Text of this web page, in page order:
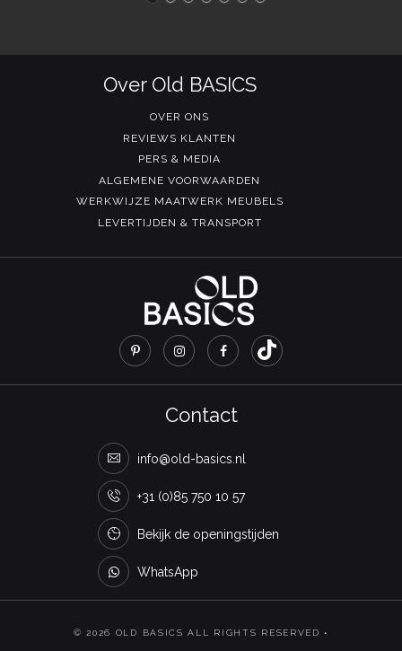
Over Old BASICS
OVER ONS
REVIEWS KLANTEN
PERS & MEDIA
ALGEMENE VOORWAARDEN
WERKWIJZE MAATWERK MEUBELS
LEVERTIJDEN & TRANSPORT
Contact
info@old-basics.nl
+31 (0)85 750 10 57
Bekijk de openingstijden
WhatsApp
© 2026 OLD BASICS ALL RIGHTS RESERVED •